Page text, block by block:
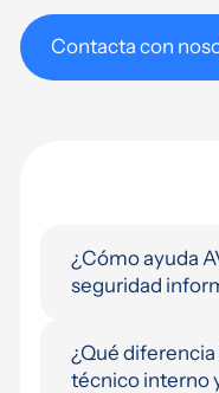
Contacta con
¿Cómo ayuda
seguridad
identificamos
aplicamos
¿Qué
técnico interno